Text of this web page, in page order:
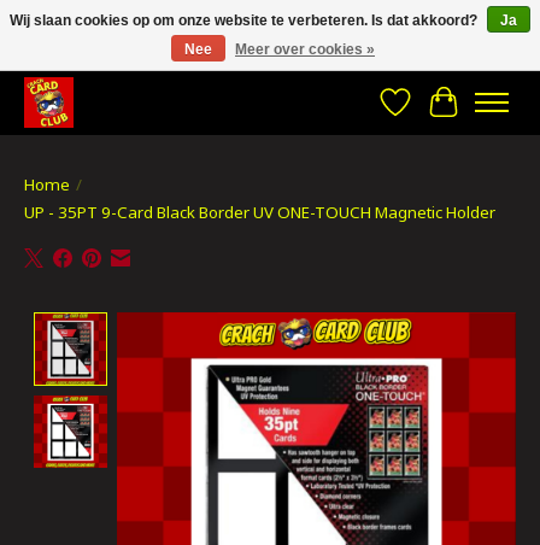
CRACH CARD CLUB , The best place to Geek out!
Verlanglijst
Home /
UP - 35PT 9-Card Black Border UV ONE-TOUCH Magnetic Holder
Product image slideshow Items
Wij slaan cookies op om onze website te verbeteren. Is dat akkoord?
Ja
Nee
Meer over cookies »